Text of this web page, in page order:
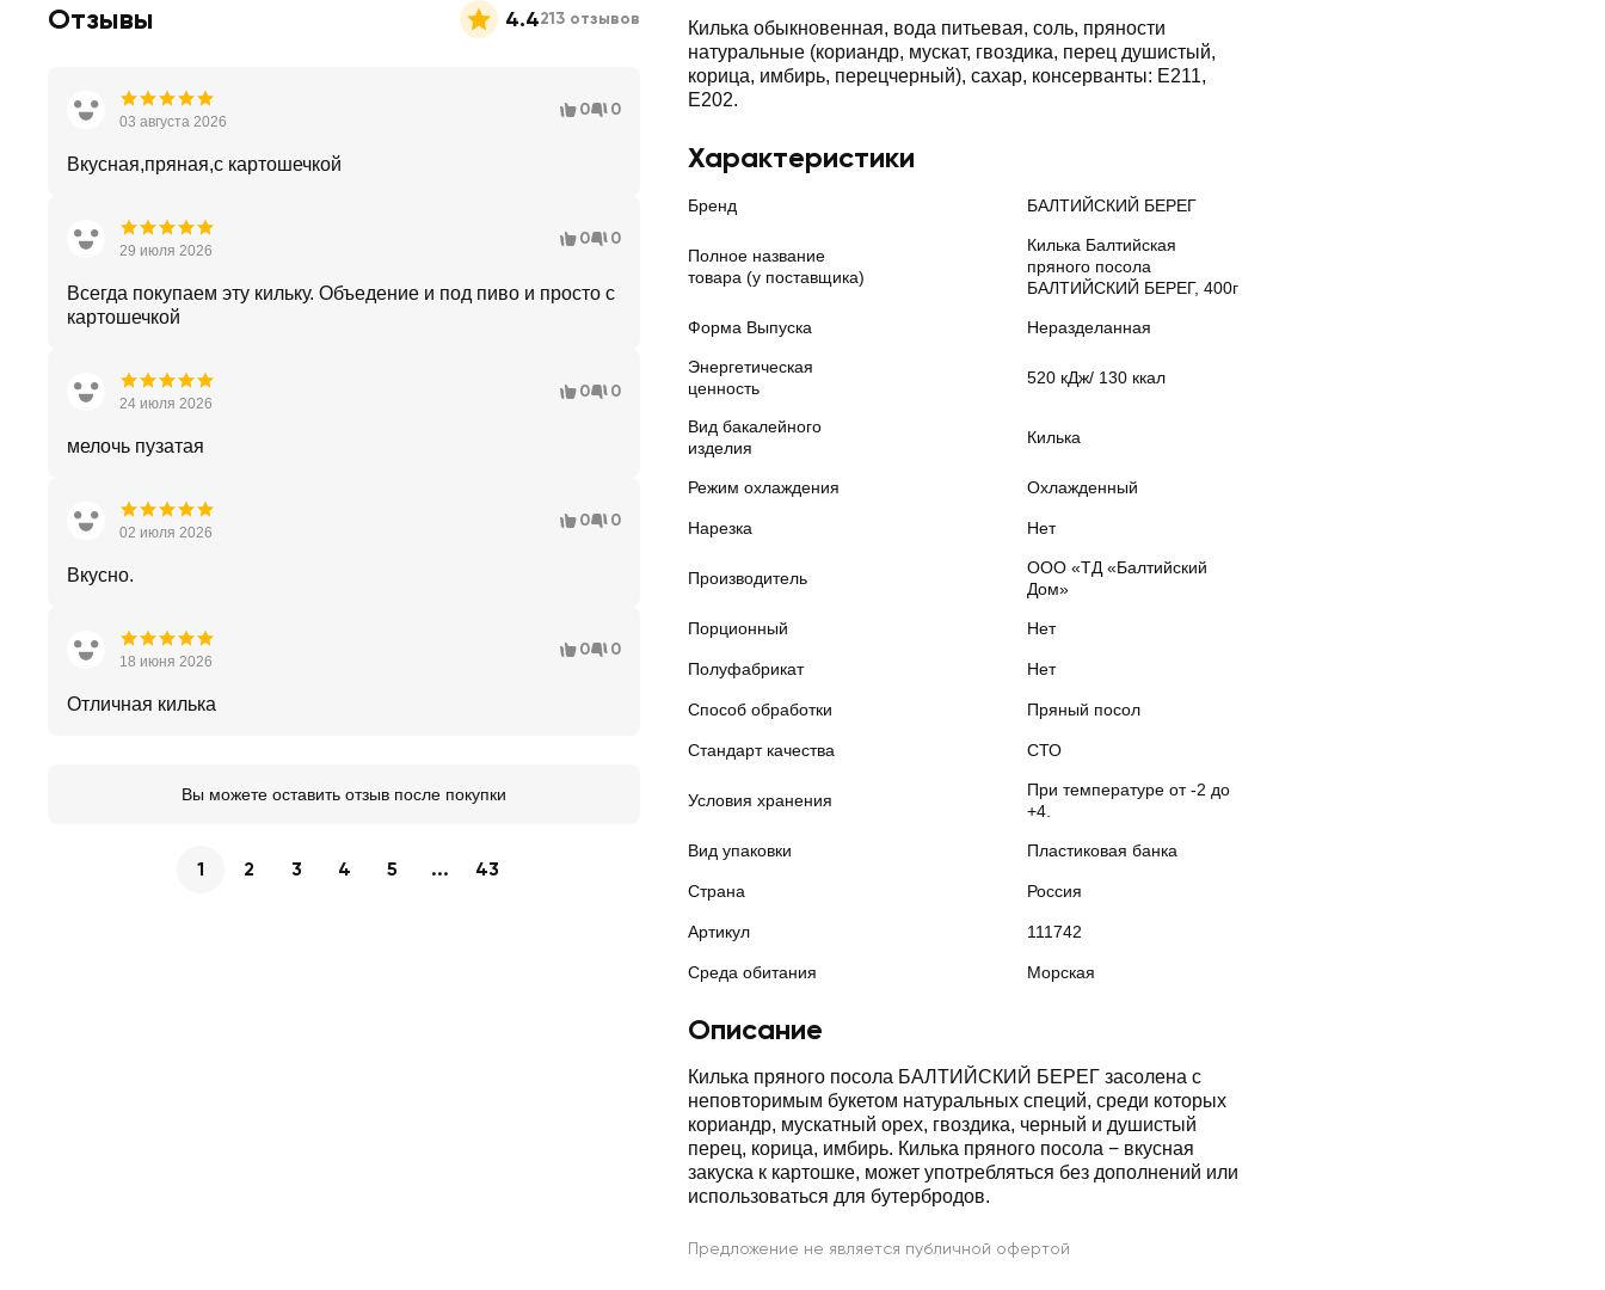
Килька обыкновенная, вода питьевая, соль, пряности
натуральные (кориандр, мускат, гвоздика, перец душистый,
корица, имбирь, перецчерный), сахар, консерванты: E211,
Е202.
Характеристики
Бренд БАЛТИЙСКИЙ БЕРЕГ
Полное название
товара (у поставщика)
Килька Балтийская
пряного посола
БАЛТИЙСКИЙ БЕРЕГ, 400г
Форма Выпуска Неразделанная
Энергетическая
ценность
520 кДж/ 130 ккал
Вид бакалейного
изделия
Килька
Режим охлаждения Охлажденный
Нарезка Нет
Производитель
ООО «ТД «Балтийский
Дом»
Порционный Нет
Полуфабрикат Нет
Способ обработки Пряный посол
Стандарт качества СТО
Условия хранения
При температуре от -2 до
+4.
Вид упаковки Пластиковая банка
Страна Россия
Артикул 111742
Среда обитания Морская
Описание
Килька пряного посола БАЛТИЙСКИЙ БЕРЕГ засолена с
неповторимым букетом натуральных специй, среди которых
кориандр, мускатный орех, гвоздика, черный и душистый
перец, корица, имбирь. Килька пряного посола − вкусная
закуска к картошке, может употребляться без дополнений или
использоваться для бутербродов.
Предложение не является публичной офертой
Отзывы 4.4213 отзывов
03 августа 2026
0 0
Вкусная,пряная,с картошечкой
29 июля 2026
0 0
Всегда покупаем эту кильку. Объедение и под пиво и просто с
картошечкой
24 июля 2026
0 0
мелочь пузатая
02 июля 2026
0 0
Вкусно.
18 июня 2026
0 0
Отличная килька
Вы можете оставить отзыв после покупки
1 2 3 4 5 ... 43